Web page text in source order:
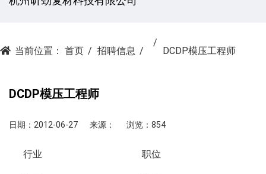
当前位置： 首页 招聘信息 DCDP模压工程师
DCDP模压工程师
日期：2012-06-27 来源： 浏览：854
行业 职位